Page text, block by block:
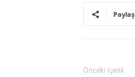
Paylaş
Önceki İçerik